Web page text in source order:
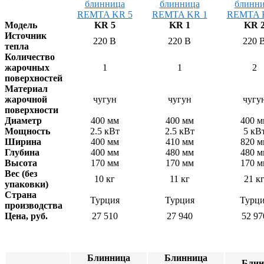
Прессы для пиццы
Соковыжималки
Стерилизаторы
Фасовочно-упаковочное оборудование
Бытовая техника
Посуда и инвентарь
Весы
Оборудование для общественных санузлов и
ванных комнат
Диспенсеры
Дозаторы для жидкого мыла
Расходные материалы
Смесители и душирующие устройства
Сушилки для рук
Фены настенные
Сушильные машины
Гладильное оборудование
Модель KR 5 KR 1
KR
Источник
тепла
220 В 220 В
220
Количество
жарочных
поверхностей
1 1 2
Материал
жарочной
поверхности
чугун чугун
Диаметр 400 мм 400 мм
400
Мощность
2.5 кВт 2.5 кВт
5
Ширина
400 мм 410 мм
820
Глубина
400 мм 480 мм
480
Высота
170 мм 170 мм
170
Вес (без
упаковки)
10 кг 11 кг
21 кг
Страна
производства
Турция Турция
Цена, руб.
27 510 27 940 52
Блинница
Блинница